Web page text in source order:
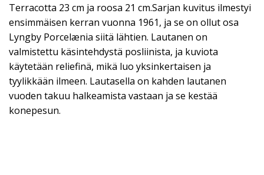
Terracotta 23 cm ja roosa 21 cm.Sarjan kuvitus ilmestyi
ensimmäisen kerran vuonna 1961, ja se on ollut osa
Lyngby Porcelænia siitä lähtien. Lautanen on
valmistettu käsintehdystä posliinista, ja kuviota
käytetään reliefinä, mikä luo yksinkertaisen ja
tyylikkään ilmeen. Lautasella on kahden lautanen
vuoden takuu halkeamista vastaan ja se kestää
konepesun.